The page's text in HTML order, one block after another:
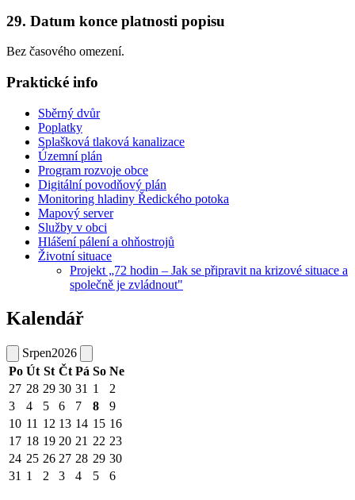
29. Datum konce platnosti popisu
Bez časového omezení.
Praktické info
Sběrný dvůr
Poplatky
Splašková tlaková kanalizace
Územní plán
Program rozvoje obce
Digitální povodňový plán
Monitoring hladiny Ředického potoka
Mapový server
Služby v obci
Hlášení pálení a ohňostrojů
Životní situace
Projekt „72 hodin – Jak se připravit na krizové situace a
společně je zvládnout"
Kalendář
Srpen2026
Po Út St Čt Pá So Ne
27 28 29 30 31 1
2
3
4 5 6 7 8
9
10 11 12 13 14 15 16
17 18 19 20 21 22 23
24 25 26 27 28 29 30
31 1 2 3 4 5 6